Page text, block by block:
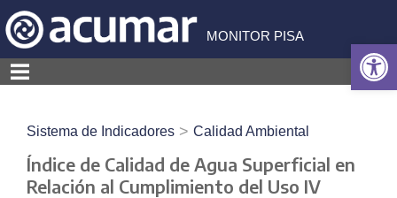
Skip
to
content
MONITOR PISA
Sistema de Indicadores > Calidad Ambiental
Índice de Calidad de Agua Superficial en
Relación al Cumplimiento del Uso IV